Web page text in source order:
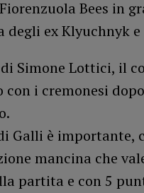
Bees in
degli ex Klyuchnyk
Simone Lottici, il
con i cremonesi
Galli è importante,
mancina che
partita e con 5